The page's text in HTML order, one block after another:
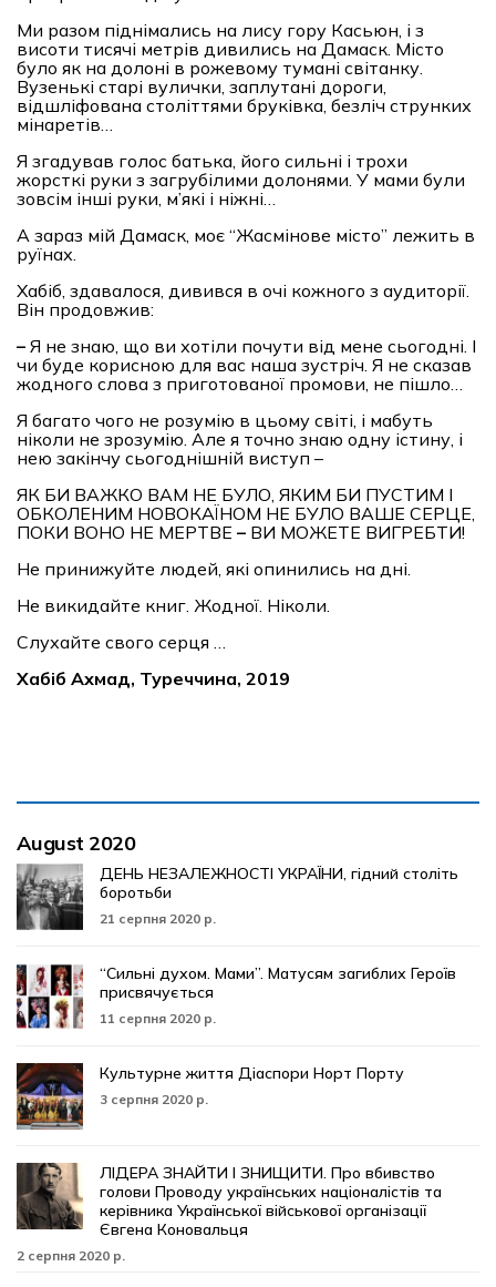
Ми разом піднімались на лису гору Касьюн, і з
висоти тисячі метрів дивились на Дамаск. Місто
було як на долоні в рожевому тумані світанку.
Вузенькі старі вулички, заплутані дороги,
відшліфована століттями бруківка, безліч струнких
мінаретів…
Я згадував голос батька, його сильні і трохи
жорсткі руки з загрубілими долонями. У мами були
зовсім інші руки, м’які і ніжні…
А зараз мій Дамаск, моє “Жасмінове місто” лежить в
руїнах.
Хабіб, здавалося, дивився в очі кожного з аудиторії.
Він продовжив:
– Я не знаю, що ви хотіли почути від мене сьогодні. І
чи буде корисною для вас наша зустріч. Я не сказав
жодного слова з приготованої промови, не пішло…
Я багато чого не розумію в цьому світі, і мабуть
ніколи не зрозумію. Але я точно знаю одну істину, і
нею закінчу сьогоднішній виступ –
ЯК БИ ВАЖКО ВАМ НЕ БУЛО, ЯКИМ БИ ПУСТИМ І
ОБКОЛЕНИМ НОВОКАЇНОМ НЕ БУЛО ВАШЕ СЕРЦЕ,
ПОКИ ВОНО НЕ МЕРТВЕ – ВИ МОЖЕТЕ ВИГРЕБТИ!
Не принижуйте людей, які опинились на дні.
Не викидайте книг. Жодної. Ніколи.
Слухайте свого серця …
Хабіб Ахмад, Туреччина, 2019
August 2020
ДЕНЬ НЕЗАЛЕЖНОСТІ УКРАЇНИ, гідний століть
боротьби
21 серпня 2020 р.
“Сильні духом. Мами”. Матусям загиблих Героїв
присвячується
11 серпня 2020 р.
Культурне життя Діаспори Норт Порту
3 серпня 2020 р.
ЛІДЕРА ЗНАЙТИ І ЗНИЩИТИ. Про вбивство
голови Проводу українських націоналістів та
керівника Української військової організації
Євгена Коновальця
2 серпня 2020 р.